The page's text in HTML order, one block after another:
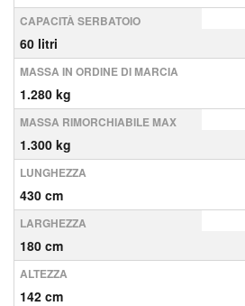
CAPACITÀ SERBATOIO
60 litri
MASSA IN ORDINE DI MARCIA
1.280 kg
MASSA RIMORCHIABILE MAX
1.300 kg
LUNGHEZZA
430 cm
LARGHEZZA
180 cm
ALTEZZA
142 cm